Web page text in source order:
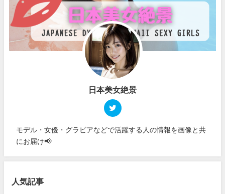
日本美女絶景
モデル・女優・グラビアなどで活躍する人の情報を画像と共
にお届け📢
人気記事